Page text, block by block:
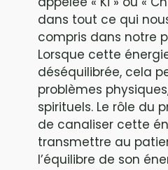
dans tout ce qui
compris dans notre
Lorsque cette
déséquilibrée, cela
problèmes
spirituels. Le rôle du
de canaliser cette
transmettre au
l’équilibre de son